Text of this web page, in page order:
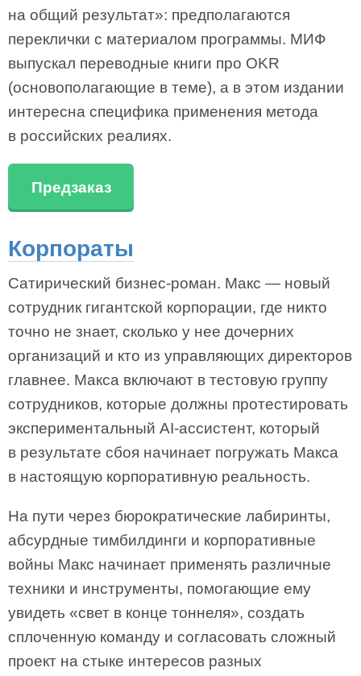
на общий результат»: предполагаются
переклички с материалом программы. МИФ
выпускал переводные книги про OKR
(основополагающие в теме), а в этом издании
интересна специфика применения метода
в российских реалиях.
Предзаказ
Корпораты
Сатирический бизнес-роман. Макс — новый
сотрудник гигантской корпорации, где никто
точно не знает, сколько у нее дочерних
организаций и кто из управляющих директоров
главнее. Макса включают в тестовую группу
сотрудников, которые должны протестировать
экспериментальный AI-ассистент, который
в результате сбоя начинает погружать Макса
в настоящую корпоративную реальность.
На пути через бюрократические лабиринты,
абсурдные тимбилдинги и корпоративные
войны Макс начинает применять различные
техники и инструменты, помогающие ему
увидеть «свет в конце тоннеля», создать
сплоченную команду и согласовать сложный
проект на стыке интересов разных